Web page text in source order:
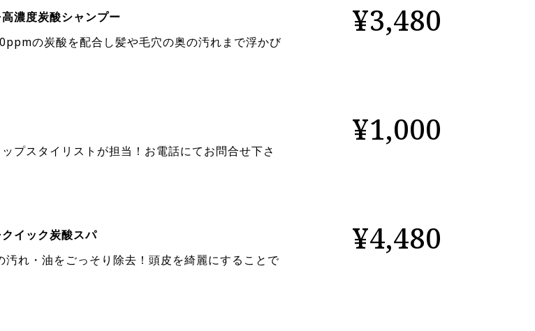
濃度炭酸シャンプー
の炭酸を配合し髪や毛穴の奥の汚れまで浮かび
¥3,480
プスタイリストが担当！お電話にてお問合せ下さ
¥1,000
クイック炭酸スパ
れ・油をごっそり除去！頭皮を綺麗にすることで
¥4,480